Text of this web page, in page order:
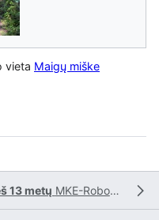
vieta Maigų miške
13 metų MKE-Robotas